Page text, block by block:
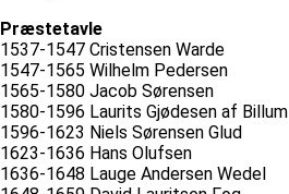
Præstetavle
1537-1547 Cristensen Warde
1547-1565 Wilhelm Pedersen
1565-1580 Jacob Sørensen
1580-1596 Laurits Gjødesen af Billum
1596-1623 Niels Sørensen Glud
1623-1636 Hans Olufsen
1636-1648 Lauge Andersen Wedel